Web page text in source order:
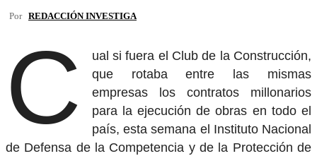
Por REDACCIÓN INVESTIGA
C
ual si fuera el Club de la Construcción,
que rotaba entre las mismas
empresas los contratos millonarios
para la ejecución de obras en todo el
país, esta semana el Instituto Nacional
de Defensa de la Competencia y de la Protección de